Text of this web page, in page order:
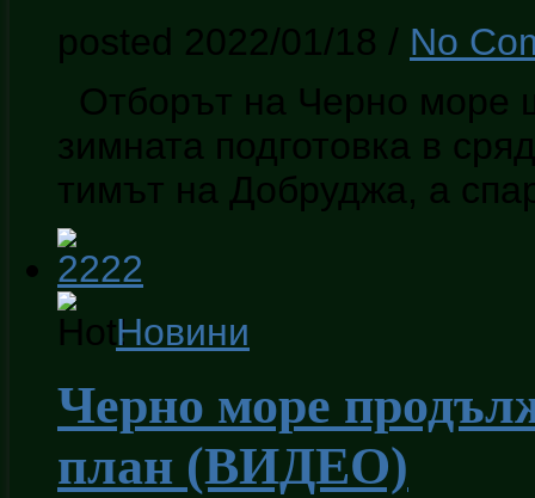
posted 2022/01/18 / No
Отборът на Черно море
зимната подготовка в
тимът на Добруджа, а
Новини
Черно море
план (ВИДЕО)